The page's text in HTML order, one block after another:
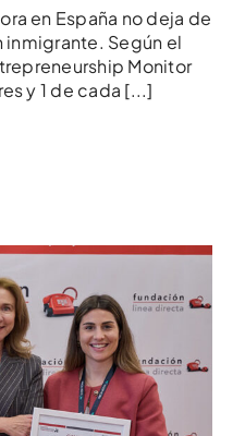
en España no deja de
Según el
Monitor
y 1 de cada [...]